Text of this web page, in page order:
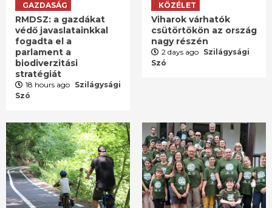
GAZDASÁG
RMDSZ: a gazdákat
védő javaslatainkkal
fogadta el a
parlament a
biodiverzitási
stratégiát
18 hours ago Szilágysági
Szó
KÖZÉLET
Viharok várhatók
csütörtökön az ország
nagy részén
2 days ago Szilágysági
Szó